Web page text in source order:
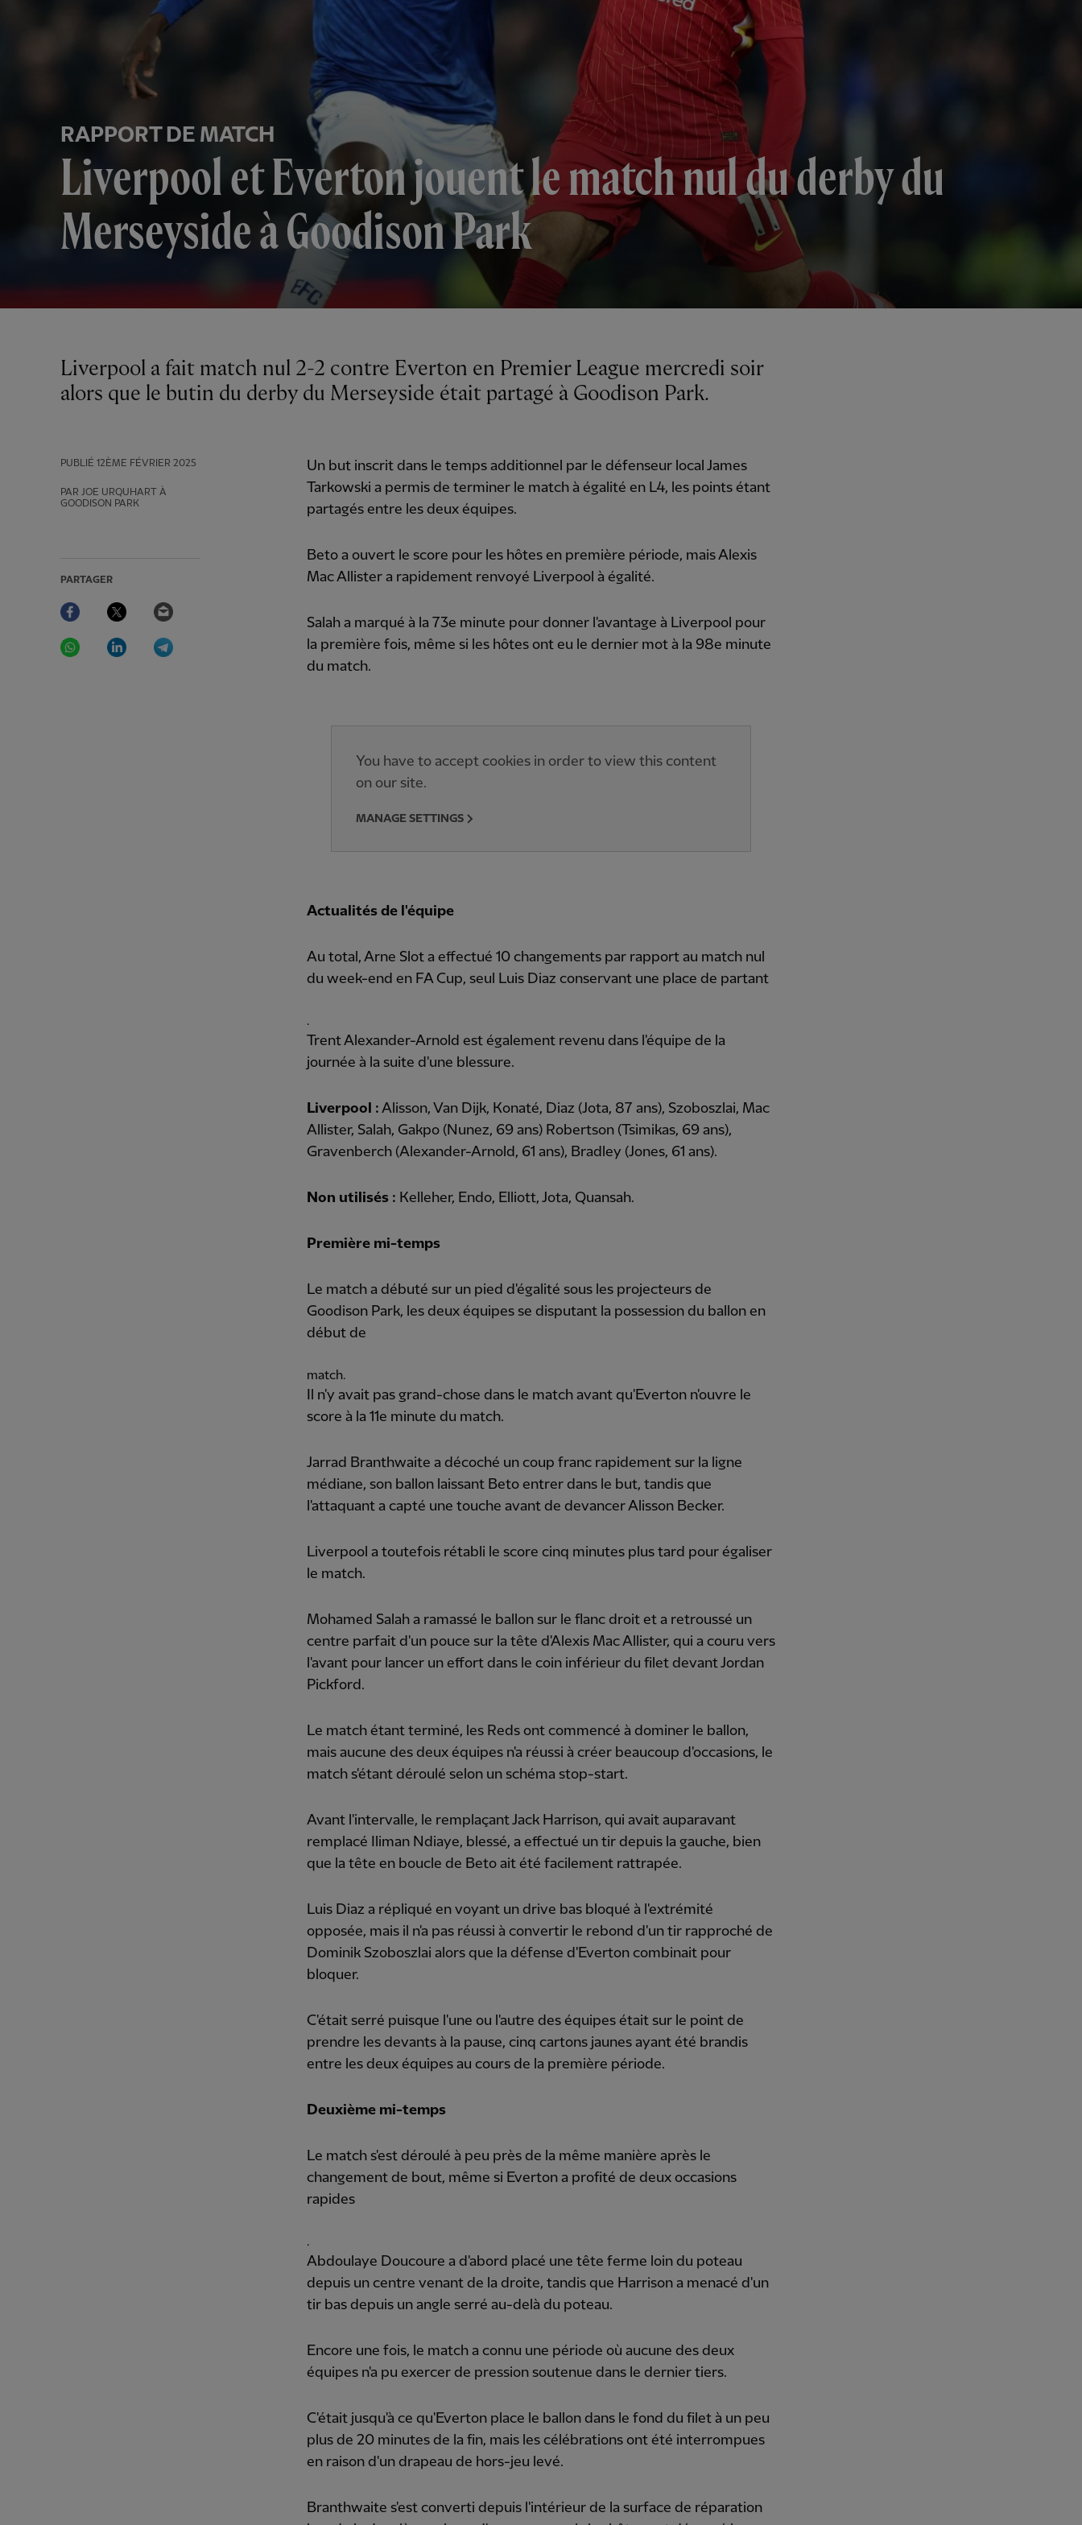
RAPPORT DE MATCH
Liverpool et Everton jouent le match nul du derby du
Merseyside à Goodison Park
PUBLIÉ 12ÈME FÉVRIER 2025
PAR JOE URQUHART À
GOODISON PARK
PARTAGER
Facebook Twitter
WhatsAppLinkedIn
Liverpool a fait match nul 2-2 contre Everton en Premier League mercredi soir
alors que le butin du derby du Merseyside était partagé à Goodison Park.
Un but inscrit dans le temps additionnel par le défenseur local James
Tarkowski a permis de terminer le match à égalité en L4, les points étant
partagés entre les deux équipes.
Beto a ouvert le score pour les hôtes en première période, mais Alexis
Mac Allister a rapidement renvoyé Liverpool à égalité.
Salah a marqué à la 73e minute pour donner l'avantage à Liverpool pour
la première fois, même si les hôtes ont eu le dernier mot à la 98e minute
du match.
You have to accept cookies in order to view this content
on our site.
MANAGE SETTINGS
Actualités de l'équipe
Au total, Arne Slot a effectué 10 changements par rapport au match nul
du week-end en FA Cup, seul Luis Diaz conservant une place de partant
.
Trent Alexander-Arnold est également revenu dans l'équipe de la
journée à la suite d'une blessure.
Liverpool : Alisson, Van Dijk, Konaté, Diaz (Jota, 87 ans), Szoboszlai, Mac
Allister, Salah, Gakpo (Nunez, 69 ans) Robertson (Tsimikas, 69 ans),
Gravenberch (Alexander-Arnold, 61 ans), Bradley (Jones, 61 ans).
Non utilisés : Kelleher, Endo, Elliott, Jota, Quansah.
Première mi-temps
Le match a débuté sur un pied d'égalité sous les projecteurs de
Goodison Park, les deux équipes se disputant la possession du ballon en
début de
match.
Il n'y avait pas grand-chose dans le match avant qu'Everton n'ouvre le
score à la 11e minute du match.
Jarrad Branthwaite a décoché un coup franc rapidement sur la ligne
médiane, son ballon laissant Beto entrer dans le but, tandis que
l'attaquant a capté une touche avant de devancer Alisson Becker.
Liverpool a toutefois rétabli le score cinq minutes plus tard pour égaliser
le match.
Mohamed Salah a ramassé le ballon sur le flanc droit et a retroussé un
centre parfait d'un pouce sur la tête d'Alexis Mac Allister, qui a couru vers
l'avant pour lancer un effort dans le coin inférieur du filet devant Jordan
Pickford.
Le match étant terminé, les Reds ont commencé à dominer le ballon,
mais aucune des deux équipes n'a réussi à créer beaucoup d'occasions, le
match s'étant déroulé selon un schéma stop-start.
Avant l'intervalle, le remplaçant Jack Harrison, qui avait auparavant
remplacé Iliman Ndiaye, blessé, a effectué un tir depuis la gauche, bien
que la tête en boucle de Beto ait été facilement rattrapée.
Luis Diaz a répliqué en voyant un drive bas bloqué à l'extrémité
opposée, mais il n'a pas réussi à convertir le rebond d'un tir rapproché de
Dominik Szoboszlai alors que la défense d'Everton combinait pour
bloquer.
C'était serré puisque l'une ou l'autre des équipes était sur le point de
prendre les devants à la pause, cinq cartons jaunes ayant été brandis
entre les deux équipes au cours de la première période.
Deuxième mi-temps
Le match s'est déroulé à peu près de la même manière après le
changement de bout, même si Everton a profité de deux occasions
rapides
.
Abdoulaye Doucoure a d'abord placé une tête ferme loin du poteau
depuis un centre venant de la droite, tandis que Harrison a menacé d'un
tir bas depuis un angle serré au-delà du poteau.
Encore une fois, le match a connu une période où aucune des deux
équipes n'a pu exercer de pression soutenue dans le dernier tiers.
C'était jusqu'à ce qu'Everton place le ballon dans le fond du filet à un peu
plus de 20 minutes de la fin, mais les célébrations ont été interrompues
en raison d'un drapeau de hors-jeu levé.
Branthwaite s'est converti depuis l'intérieur de la surface de réparation